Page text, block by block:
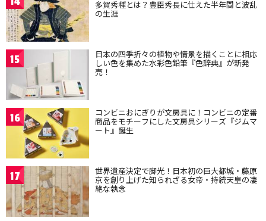
多賀秀種とは？豊臣秀長に仕えた半年間と波乱
の生涯
15 日本の四季折々の植物や情景を描くことに相応
しい色を集めた水彩色鉛筆『色辞典』が新発
売！
16 コンビニおにぎりが文房具に！コンビニの定番
商品をモチーフにした文房具シリーズ『ジムマ
ート』誕生
17 世界遺産決定で脚光！日本初の巨大都城・藤原
京を創り上げた知られざる女帝・持統天皇の凄
絶な執念